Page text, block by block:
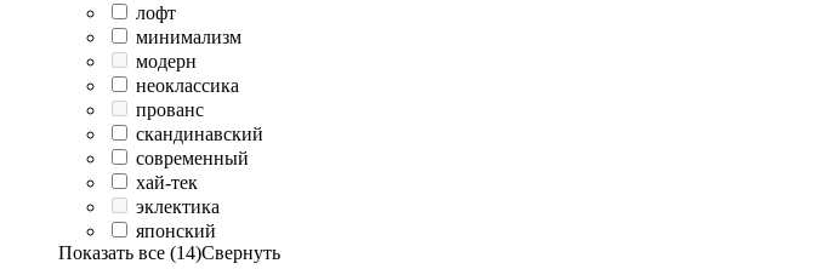
лофт
минимализм
модерн
неоклассика
прованс
скандинавский
современный
хай-тек
эклектика
японский
Показать все (14)Свернуть